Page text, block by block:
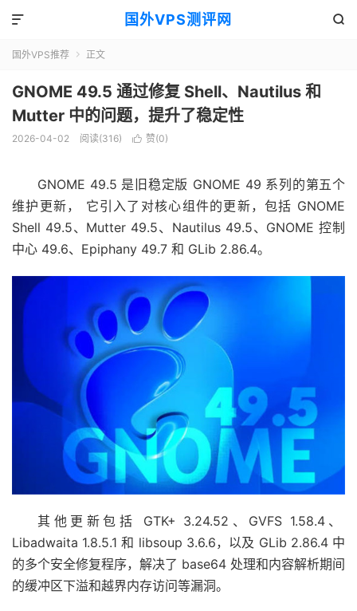
国外VPS测评网 

国外VPS推荐  正文
GNOME 49.5 通过修复 Shell、Nautilus 和
Mutter 中的问题，提升了稳定性
2026-04-02 阅读(316)  赞(0)
GNOME 49.5 是旧稳定版 GNOME 49 系列的第五个
维护更新，
它引入了对核心组件的更新，包括 GNOME
Shell 49.5、Mutter 49.5、Nautilus 49.5、GNOME 控制
中心 49.6、Epiphany 49.7 和 GLib 2.86.4。
其他更新包括 GTK+ 3.24.52、GVFS 1.58.4、
Libadwaita 1.8.5.1 和 libsoup 3.6.6，以及 GLib 2.86.4 中
的多个安全修复程序，解决了 base64 处理和内容解析期间
的缓冲区下溢和越界内存访问等漏洞。